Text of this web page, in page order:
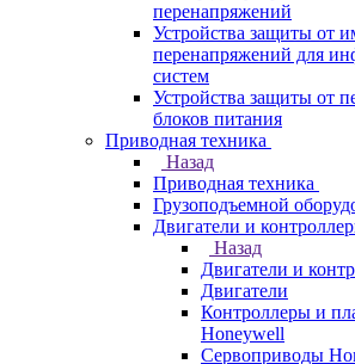
перенапряжений
Устройства защиты от
перенапряжений для
систем
Устройства защиты от
блоков питания
Приводная техника
Назад
Приводная техника
Грузоподъемной
Двигатели и
Назад
Двигатели и
Двигатели
Контроллеры и
Honeywell
Сервоприводы